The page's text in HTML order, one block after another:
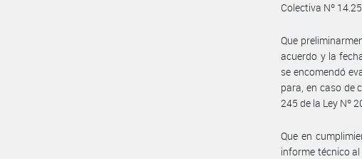
Colectiva Nº
Que
acuerdo y la
se encomendó
para, en caso de
245 de la Ley Nº
Que en
informe técnico